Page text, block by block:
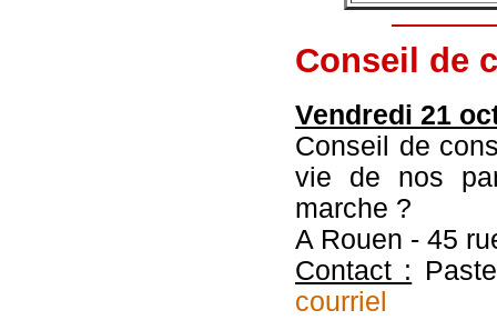
Conseil de
Vendredi 21
Conseil de
vie de nos
marche ?
A Rouen - 45
Contact :
courriel